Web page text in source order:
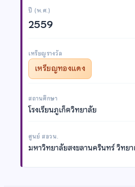
ปี (พ.ศ.)
2559
เหรียญรางวัล
เหรียญทองแดง
สถานศึกษา
โรงเรียนภูเก็ตวิทยาลัย
ศูนย์ สอวน.
มหาวิทยาลัยสงขลานครินทร์ วิทย